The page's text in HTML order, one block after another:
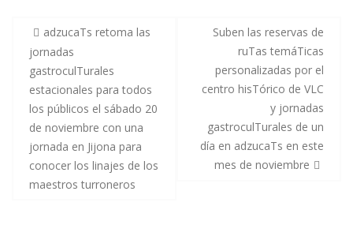
adzucaTs retoma las
jornadas
gastroculTurales
estacionales para todos
los públicos el sábado 20
de noviembre con una
jornada en Jijona para
conocer los linajes de los
maestros turroneros
Suben las reservas de
ruTas temáTicas
personalizadas por el
centro hisTórico de VLC
y jornadas
gastroculTurales de un
día en adzucaTs en este
mes de noviembre